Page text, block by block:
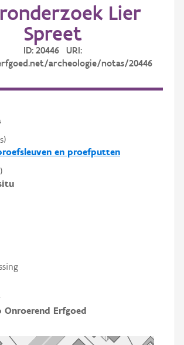
Lier
Spreet
ID: 20446 URI:
archeologie/notas/20446
en proefputten
Onroerend Erfgoed